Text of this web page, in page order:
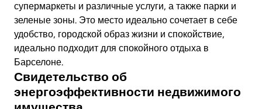
супермаркеты и различные услуги, а также парки и
зеленые зоны. Это место идеально сочетает в себе
удобство, городской образ жизни и спокойствие,
идеально подходит для спокойного отдыха в
Барселоне.
Свидетельство об
энергоэффективности недвижимого